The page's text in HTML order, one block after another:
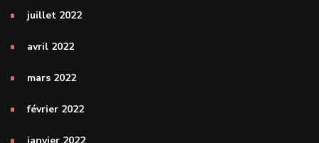
juillet 2022
avril 2022
mars 2022
février 2022